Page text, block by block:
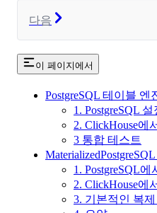
다음
이 페이지에서
PostgreSQL 테이블 엔
1. PostgreSQL 설
2. ClickHouse에
3 통합 테스트
1. PostgreSQL에
2. ClickHouse에
3. 기본적인 복